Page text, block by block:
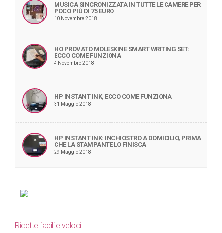
MUSICA SINCRONIZZATA IN TUTTE LE CAMERE PER
POCO PIÙ DI 75 EURO
10 Novembre 2018
HO PROVATO MOLESKINE SMART WRITING SET:
ECCO COME FUNZIONA
4 Novembre 2018
HP INSTANT INK, ECCO COME FUNZIONA
31 Maggio 2018
HP INSTANT INK: INCHIOSTRO A DOMICILIO, PRIMA
CHE LA STAMPANTE LO FINISCA
29 Maggio 2018
Ricette facili e veloci